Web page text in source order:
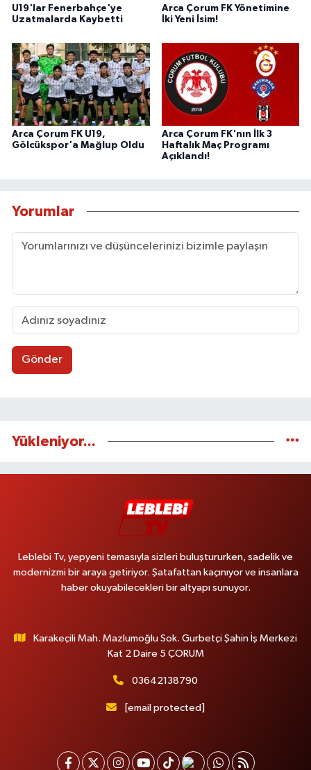
U19'lar Fenerbahçe'ye
Uzatmalarda Kaybetti
Arca Çorum FK Yönetimine
İki Yeni İsim!
Arca Çorum FK U19,
Gölcükspor'a Mağlup Oldu
Arca Çorum FK'nın İlk 3
Haftalık Maç Programı
Açıklandı!
Yorumlar
Gönder
Yükleniyor...
Leblebi Tv, yepyeni temasıyla sizleri buluştururken, sadelik ve
modernizmi bir araya getiriyor. Şatafattan kaçınıyor ve insanlara
haber okuyabilecekleri bir altyapı sunuyor.
Karakeçili Mah. Mazlumoğlu Sok. Gurbetçi Şahin İş Merkezi
Kat 2 Daire 5 ÇORUM
03642138790
[email protected]